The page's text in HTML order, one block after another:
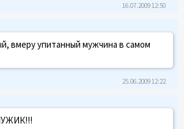
16.07.2009 12:50
вмеру упитанный мужчина в самом
25.06.2009 12:22